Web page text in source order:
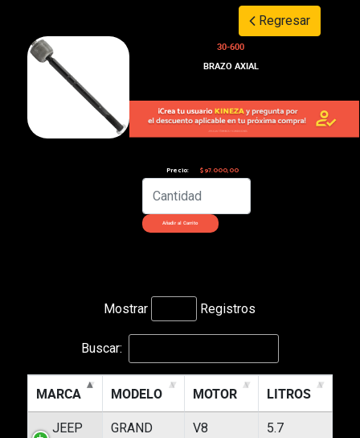
Regresar
30-600
BRAZO AXIAL
Precio: $97.000,00
Mostrar Registros
Buscar:
MARCA MODELO MOTOR LITROS
JEEP
GRAND
V8 5.7